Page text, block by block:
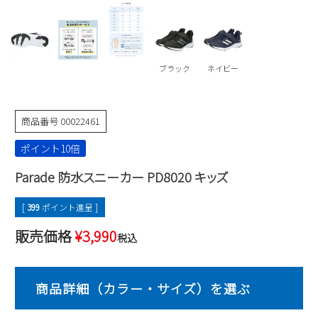
moz
Parade
SKECHERS
EDWIN
new balance
new balance
asics
トートバッグ
ショルダーバッグ
会員サービス
営業日カレンダー
休業日 お問い合わせ窓口休業日
2026 年8月
2
3 4 5 6 7
ブラック ネイビー
商品番号 00022461
ポイント10倍
Parade 防水スニーカー PD8020 キッズ
[ 399ポイント進呈 ]
販売価格¥3,990税込